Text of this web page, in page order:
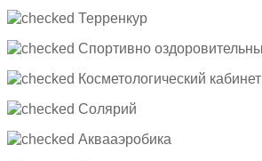
Терренкур
Cпортивно
Косметологический кабинет
Солярий
Аквааэробика